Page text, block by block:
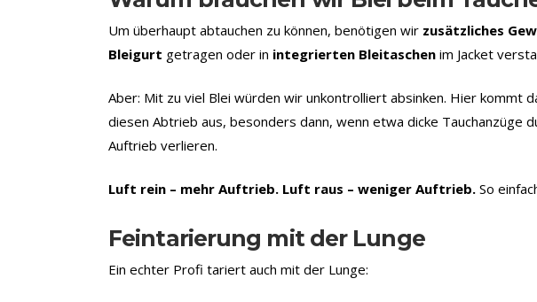
Um überhaupt abtauchen zu können, benötigen wir zusätzliches
Bleigurt getragen oder in integrierten Bleitaschen im Jacket
Aber: Mit zu viel Blei würden wir unkontrolliert absinken. Hier kommt
diesen Abtrieb aus, besonders dann, wenn etwa dicke Tauchanzüge
Auftrieb verlieren.
Luft rein – mehr Auftrieb. Luft raus – weniger Auftrieb. So
Feintarierung mit der Lunge
Ein echter Profi tariert auch mit der Lunge: